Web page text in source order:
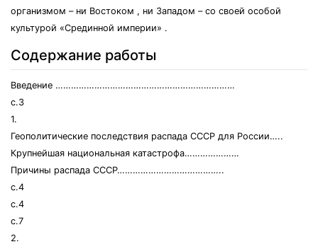
организмом – ни Востоком , ни Западом – со своей особой
культурой «Срединной империи» .
Содержание работы
Введение ……………………………………………………………
с.3
1.
Геополитические последствия распада СССР для России…..
Крупнейшая национальная катастрофа…………………
Причины распада СССР…………………………………..
с.4
с.4
с.7
2.